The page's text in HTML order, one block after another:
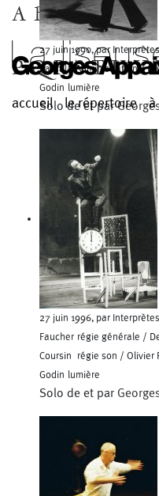
A B C D E F G
P Q R S T U V
27 juin 1990, par
Cathala Administration /
Godin lumière
Solo de et par
27 juin 1996, par
Faucher régie générale /
Coursin régie son / Olivier
Godin lumière
Solo de et par
accueil le répertoire à